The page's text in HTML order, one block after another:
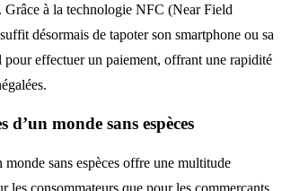
Grâce à la technologie NFC (Near Field
désormais de tapoter son smartphone ou sa
pour effectuer un paiement, offrant une rapidité
d’un monde sans espèces
sans espèces offre une multitude
les consommateurs que pour les commerçants.